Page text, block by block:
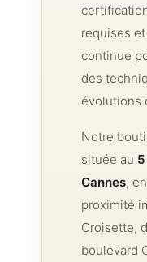
requises
continue
des
évolutions
Notre
située au
Cannes,
proximité
Croisette,
boulevard